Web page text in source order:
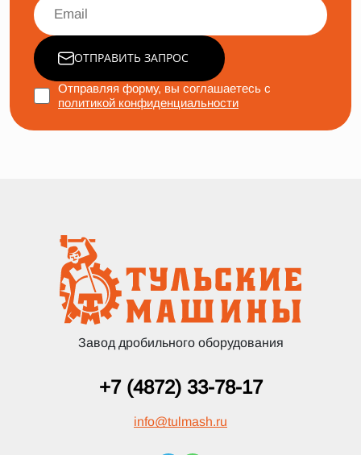
ОТПРАВИТЬ ЗАПРОС
Отправляя форму, вы соглашаетесь с
политикой конфиденциальности
Завод дробильного оборудования
+7 (4872) 33-78-17
info@tulmash.ru